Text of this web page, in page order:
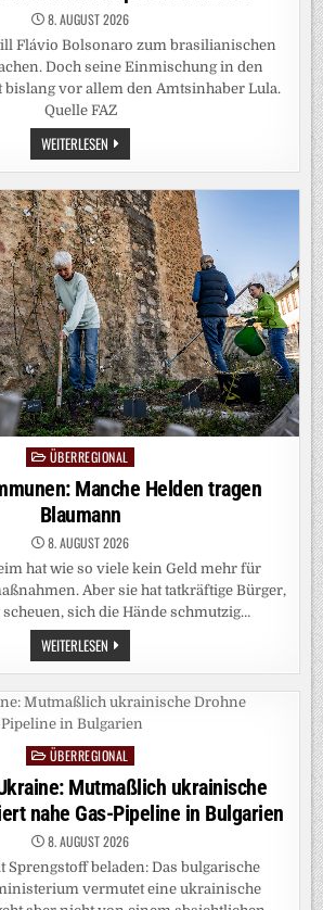
8. AUGUST 2026
Flávio Bolsonaro zum brasilianischen
Doch seine Einmischung in den
vor allem den Amtsinhaber Lula.
Quelle FAZ
WEITERLESEN WAHLEN
IN
BRASILIEN:
TRUMPS
BÄRENDIENST
PostedÜBERREGIONAL
Manche Helden tragen
Blaumann
8. AUGUST 2026
hat wie so viele kein Geld mehr für
Aber sie hat tatkräftige Bürger,
sich die Hände schmutzig…
WEITERLESEN KLAMME
KOMMUNEN:
MANCHE
HELDEN
TRAGEN
BLAUMANN
Posted
in
ÜBERREGIONAL
Mutmaßlich ukrainische
nahe Gas-Pipeline in Bulgarien
8. AUGUST 2026
Sprengstoff beladen: Das bulgarische
vermutet eine ukrainische